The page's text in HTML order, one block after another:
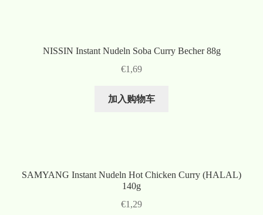
NISSIN Instant Nudeln Soba Curry Becher 88g
€1,69
加入购物车
SAMYANG Instant Nudeln Hot Chicken Curry (HALAL)
140g
€1,29